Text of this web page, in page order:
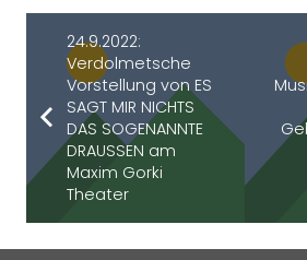
24.9.2022:
Verdolmetsche
Vorstellung von ES
SAGT MIR NICHTS
DAS SOGENANNTE
DRAUSSEN am
Maxim Gorki
Theater